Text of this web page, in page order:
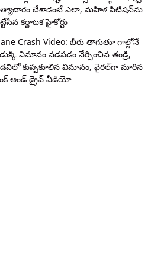
చేశాడంటే ఎలా, మహిళ పిటిషన్‌ను
కర్ణాటక హైకోర్టు
Crash Video: బీరు తాగుతూ గాల్లోనే
విమానం నడపడం నేర్పించిన తండ్రి,
కుప్పకూలిన విమానం, వైరల్‌గా మారిన
అండ్ డ్రైవ్ వీడియో